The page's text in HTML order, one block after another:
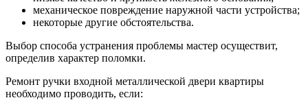
механическое повреждение наружной части устройства;
некоторые другие обстоятельства.
Выбор способа устранения проблемы мастер осуществит,
определив характер поломки.
Ремонт ручки входной металлической двери квартиры
необходимо проводить, если: